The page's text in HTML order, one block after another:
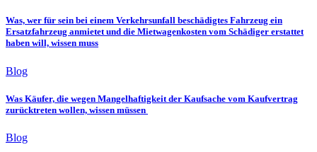
Was, wer für sein bei einem Verkehrsunfall beschädigtes Fahrzeug ein
Ersatzfahrzeug anmietet und die Mietwagenkosten vom Schädiger erstattet
haben will, wissen muss
Blog
Was Käufer, die wegen Mangelhaftigkeit der Kaufsache vom Kaufvertrag
zurücktreten wollen, wissen müssen
Blog